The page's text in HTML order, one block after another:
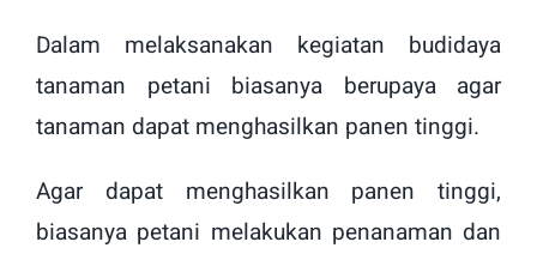
Dalam melaksanakan kegiatan budidaya
tanaman petani biasanya berupaya agar
tanaman dapat menghasilkan panen tinggi.
Agar dapat menghasilkan panen tinggi,
biasanya petani melakukan penanaman dan